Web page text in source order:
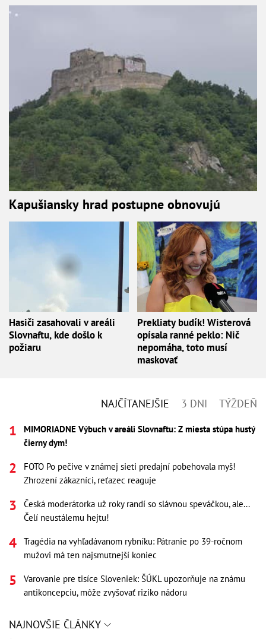
Kapušiansky hrad postupne obnovujú
Hasiči zasahovali v areáli
Slovnaftu, kde došlo k
požiaru
Prekliaty budík! Wisterová
opísala ranné peklo: Nič
nepomáha, toto musí
maskovať
NAJČÍTANEJŠIE 3 DNI TÝŽDEŇ
MIMORIADNE Výbuch v areáli Slovnaftu: Z miesta stúpa hustý
čierny dym!
FOTO Po pečive v známej sieti predajní pobehovala myš!
Zhrození zákazníci, reťazec reaguje
Česká moderátorka už roky randí so slávnou speváčkou, ale...
Čelí neustálemu hejtu!
Tragédia na vyhľadávanom rybníku: Pátranie po 39-ročnom
mužovi má ten najsmutnejší koniec
Varovanie pre tisíce Sloveniek: ŠÚKL upozorňuje na známu
antikoncepciu, môže zvyšovať riziko nádoru
NAJNOVŠIE ČLÁNKY